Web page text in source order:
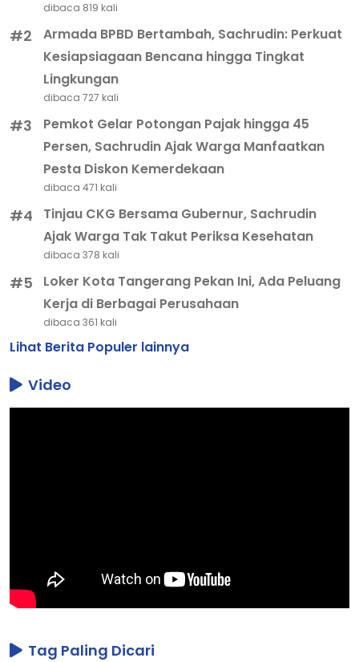
dibaca 819 kali
#2
Armada BPBD Bertambah, Sachrudin: Perkuat
Kesiapsiagaan Bencana hingga Tingkat
Lingkungan
dibaca 727 kali
#3
Pemkot Gelar Potongan Pajak hingga 45
Persen, Sachrudin Ajak Warga Manfaatkan
Pesta Diskon Kemerdekaan
dibaca 471 kali
#4
Tinjau CKG Bersama Gubernur, Sachrudin
Ajak Warga Tak Takut Periksa Kesehatan
dibaca 378 kali
#5
Loker Kota Tangerang Pekan Ini, Ada Peluang
Kerja di Berbagai Perusahaan
dibaca 361 kali
Lihat Berita Populer lainnya
Video
Tag Paling Dicari